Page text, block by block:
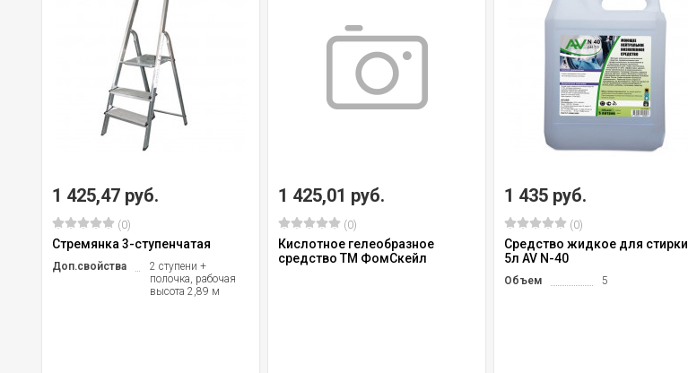
1 425,47 руб.
(0)
Стремянка 3-ступенчатая
Доп.свойства
2 ступени +
полочка, рабочая
высота 2,89 м
1 425,01 руб.
(0)
Кислотное гелеобразное
средство ТМ ФомСкейл
1 435 руб.
(0)
Средство жидкое для стирки
5л AV N-40
Объем 5